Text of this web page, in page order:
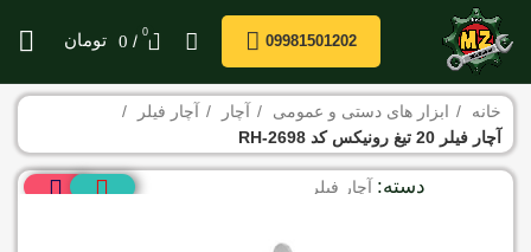
09981501202
0
/
0 تومان
خانه ابزار های دستی و عمومی آچار
آچار فیلر
آچار فیلر 20 تیغ رونیکس کد RH-2698
دسته: آچار فیلر